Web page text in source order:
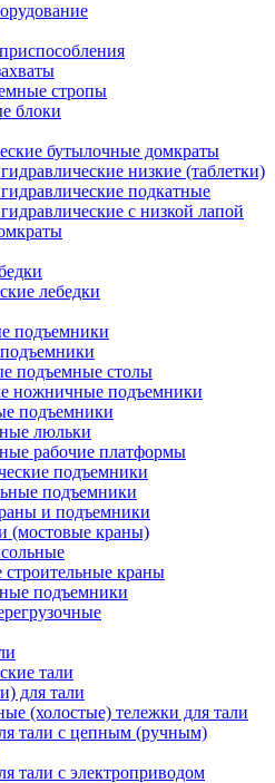
стропы
блоки
бутылочные домкраты
низкие (таблетки)
подкатные
с низкой лапой
лебедки
подъемники
подъемные столы
ножничные подъемники
подъемники
люльки
рабочие платформы
подъемники
подъемники
и подъемники
(мостовые краны)
строительные краны
подъемники
тали
для тали
(холостые) тележки для тали
тали с цепным (ручным)
тали с электроприводом